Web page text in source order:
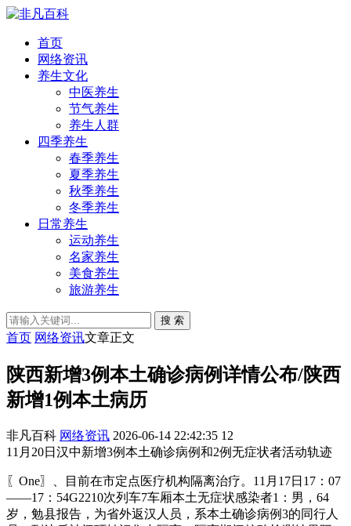
首页
网络资讯
养生文化
中医养生
节气养生
养生人群
四季养生
春季养生
夏季养生
秋季养生
冬季养生
日常养生
运动养生
名家养生
美食养生
旅游养生
搜 索
首页 网络资讯文章正文
陕西新增3例本土确诊病例详情公布/陕西
新增1例本土病历
非凡百科 网络资讯 2026-06-14 22:42:35 12
11月20日汉中新增3例本土确诊病例和2例无症状者活动轨迹
〖One〗、目前在市定点医疗机构隔离治疗。11月17日17：07
——17：54G2210次列车7车厢本土无症状感染者1：男，64
岁，勉县报告，为省外返汉人员，系本土确诊病例3的同行人